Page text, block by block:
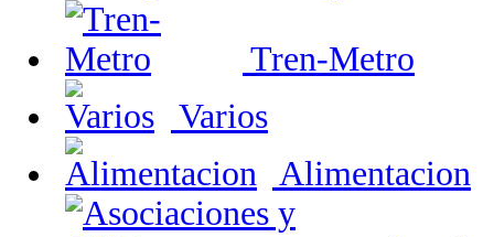
Tren-Metro
Varios
Alimentacion